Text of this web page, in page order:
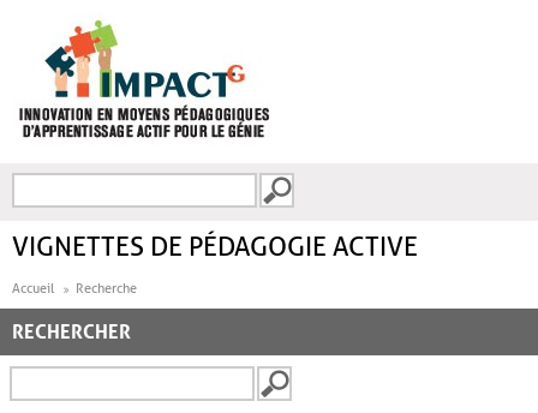
FORMULAIRE DE
VIGNETTES DE PÉDAGOGIE ACTIVE
Accueil Recherche
RECHERCHER